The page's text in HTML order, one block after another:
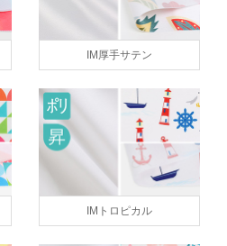
IM厚手サテン
IMトロピカル